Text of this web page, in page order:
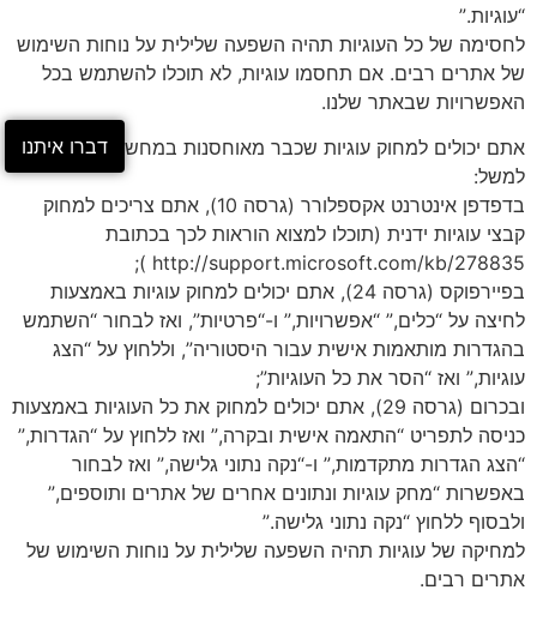
“עוגיות.”
לחסימה של כל העוגיות תהיה השפעה שלילית על נוחות השימוש
של אתרים רבים. אם תחסמו עוגיות, לא תוכלו להשתמש בכל
האפשרויות שבאתר שלנו.
אתם יכולים למחוק עוגיות שכבר מאוחסנות במחשב שלכם—
למשל:
בדפדפן אינטרנט אקספלורר (גרסה 10), אתם צריכים למחוק
קבצי עוגיות ידנית (תוכלו למצוא הוראות לכך בכתובת
http://support.microsoft.com/kb/278835 );
בפיירפוקס (גרסה 24), אתם יכולים למחוק עוגיות באמצעות
לחיצה על “כלים,” “אפשרויות,” ו-“פרטיות”, ואז לבחור “השתמש
בהגדרות מותאמות אישית עבור היסטוריה”, וללחוץ על “הצג
עוגיות,” ואז “הסר את כל העוגיות”;
ובכרום (גרסה 29), אתם יכולים למחוק את כל העוגיות באמצעות
כניסה לתפריט “התאמה אישית ובקרה,” ואז ללחוץ על “הגדרות,”
“הצג הגדרות מתקדמות,” ו-“נקה נתוני גלישה,” ואז לבחור
באפשרות “מחק עוגיות ונתונים אחרים של אתרים ותוספים,”
ולבסוף ללחוץ “נקה נתוני גלישה.”
למחיקה של עוגיות תהיה השפעה שלילית על נוחות השימוש של
אתרים רבים.
דברו איתנו